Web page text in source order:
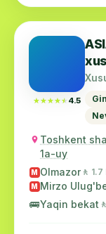
личного
★★★★★
★★★★★ 4.5
Toshkent
1a-uy
M Olmazor 🚶
M Mirzo
🚌Yaqin bekat